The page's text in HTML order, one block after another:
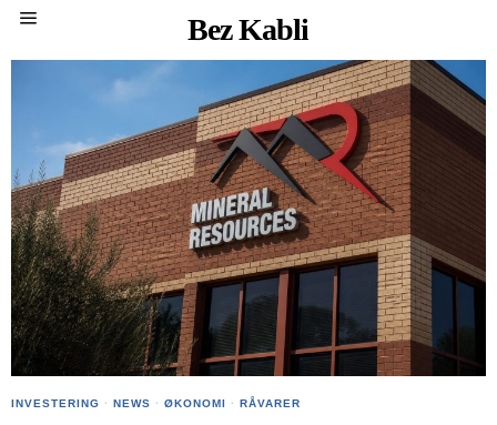
Bez Kabli
INVESTERING · NEWS · ØKONOMI · RÅVARER